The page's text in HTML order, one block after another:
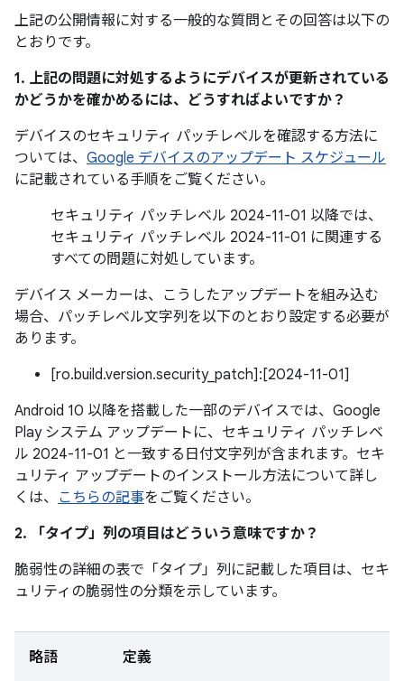
上記の公開情報に対する一般的な質問とその回答は以下の
とおりです。
1. 上記の問題に対処するようにデバイスが更新されている
かどうかを確かめるには、どうすればよいですか？
デバイスのセキュリティ パッチレベルを確認する方法に
ついては、 Google デバイスのアップデート スケジュール
に記載されている手順をご覧ください。
セキュリティ パッチレベル 2024-11-01 以降では、
セキュリティ パッチレベル 2024-11-01 に関連する
すべての問題に対処しています。
デバイス メーカーは、こうしたアップデートを組み込む
場合、パッチレベル文字列を以下のとおり設定する必要が
あります。
[ro.build.version.security_patch]:[2024-11-01]
Android 10 以降を搭載した一部のデバイスでは、Google
Play システム アップデートに、セキュリティ パッチレベ
ル 2024-11-01 と一致する日付文字列が含まれます。セキ
ュリティ アップデートのインストール方法について詳し
くは、 こちらの記事をご覧ください。
2. 「タイプ」 列の項目はどういう意味ですか？
脆弱性の詳細の表で「タイプ」 列に記載した項目は、セキ
ュリティの脆弱性の分類を示しています。
略語 定義